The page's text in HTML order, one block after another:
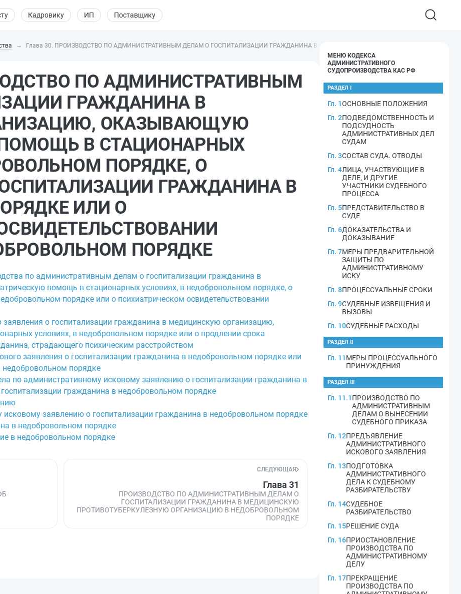
Кадровику ИП Поставщику
Глава 30. ПРОИЗВОДСТВО ПО АДМИНИСТРАТИВНЫМ ДЕЛАМ О ГОСПИТАЛИЗАЦИИ ГРАЖДАНИНА В МЕДИЦИНСКУЮ ОРГАНИЗАЦИЮ,
ПО АДМИНИСТРАТИВНЫМ
ГРАЖДАНИНА В
ОКАЗЫВАЮЩУЮ
В СТАЦИОНАРНЫХ
ПОРЯДКЕ, О
ГРАЖДАНИНА В
ИЛИ О
ПОРЯДКЕ
по административным делам о госпитализации гражданина в
помощь в стационарных условиях, в недобровольном порядке, о
порядке или о психиатрическом освидетельствовании
о госпитализации гражданина в медицинскую организацию,
условиях, в недобровольном порядке или о продлении срока
страдающего психическим расстройством
заявления о госпитализации гражданина в недобровольном порядке или
недобровольном порядке
по административному исковому заявлению о госпитализации гражданина в
гражданина в недобровольном порядке
заявлению о госпитализации гражданина в недобровольном порядке
в недобровольном порядке
в недобровольном порядке
СЛЕДУЮЩАЯ
Глава 31
ПРОИЗВОДСТВО ПО АДМИНИСТРАТИВНЫМ ДЕЛАМ О
ГОСПИТАЛИЗАЦИИ ГРАЖДАНИНА В МЕДИЦИНСКУЮ
ПРОТИВОТУБЕРКУЛЕЗНУЮ ОРГАНИЗАЦИЮ В НЕДОБРОВОЛЬНОМ
ПОРЯДКЕ
МЕНЮ КОДЕКСА
АДМИНИСТРАТИВНОГО
СУДОПРОИЗВОДСТВА КАС РФ
РАЗДЕЛ I
Гл. 1ОСНОВНЫЕ ПОЛОЖЕНИЯ
Гл. 2ПОДВЕДОМСТВЕННОСТЬ И
ПОДСУДНОСТЬ
АДМИНИСТРАТИВНЫХ ДЕЛ
СУДАМ
Гл. 3СОСТАВ СУДА. ОТВОДЫ
Гл. 4ЛИЦА, УЧАСТВУЮЩИЕ В
ДЕЛЕ, И ДРУГИЕ
УЧАСТНИКИ СУДЕБНОГО
ПРОЦЕССА
Гл. 5ПРЕДСТАВИТЕЛЬСТВО В
СУДЕ
Гл. 6ДОКАЗАТЕЛЬСТВА И
ДОКАЗЫВАНИЕ
Гл. 7МЕРЫ ПРЕДВАРИТЕЛЬНОЙ
ЗАЩИТЫ ПО
АДМИНИСТРАТИВНОМУ
ИСКУ
Гл. 8ПРОЦЕССУАЛЬНЫЕ СРОКИ
Гл. 9СУДЕБНЫЕ ИЗВЕЩЕНИЯ И
ВЫЗОВЫ
Гл. 10СУДЕБНЫЕ РАСХОДЫ
РАЗДЕЛ II
Гл. 11МЕРЫ ПРОЦЕССУАЛЬНОГО
ПРИНУЖДЕНИЯ
РАЗДЕЛ III
Гл. 11.1ПРОИЗВОДСТВО ПО
АДМИНИСТРАТИВНЫМ
ДЕЛАМ О ВЫНЕСЕНИИ
СУДЕБНОГО ПРИКАЗА
Гл. 12ПРЕДЪЯВЛЕНИЕ
АДМИНИСТРАТИВНОГО
ИСКОВОГО ЗАЯВЛЕНИЯ
Гл. 13ПОДГОТОВКА
АДМИНИСТРАТИВНОГО
ДЕЛА К СУДЕБНОМУ
РАЗБИРАТЕЛЬСТВУ
Гл. 14СУДЕБНОЕ
РАЗБИРАТЕЛЬСТВО
Гл. 15РЕШЕНИЕ СУДА
Гл. 16ПРИОСТАНОВЛЕНИЕ
ПРОИЗВОДСТВА ПО
АДМИНИСТРАТИВНОМУ
ДЕЛУ
Гл. 17ПРЕКРАЩЕНИЕ
ПРОИЗВОДСТВА ПО